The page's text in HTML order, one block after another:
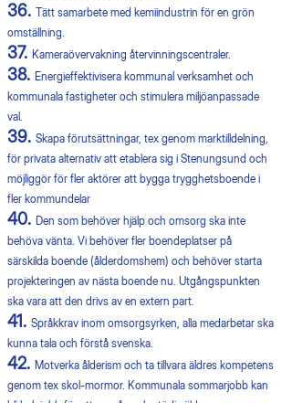
36. Tätt samarbete med kemiindustrin för en grön
omställning.
37. Kameraövervakning återvinningscentraler.
38. Energieffektivisera kommunal verksamhet och
kommunala fastigheter och stimulera miljöanpassade
val.
39. Skapa förutsättningar, tex genom marktilldelning,
för privata alternativ att etablera sig i Stenungsund och
möjliggör för fler aktörer att bygga trygghetsboende i
fler kommundelar
40. Den som behöver hjälp och omsorg ska inte
behöva vänta. Vi behöver fler boendeplatser på
särskilda boende (ålderdomshem) och behöver starta
projekteringen av nästa boende nu. Utgångspunkten
ska vara att den drivs av en extern part.
41. Språkkrav inom omsorgsyrken, alla medarbetar ska
kunna tala och förstå svenska.
42. Motverka ålderism och ta tillvara äldres kompetens
genom tex skol-mormor. Kommunala sommarjobb kan